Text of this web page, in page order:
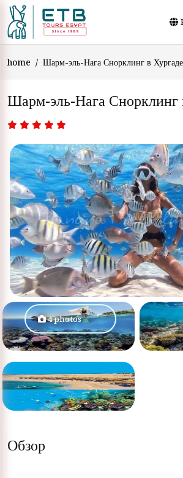
home Шарм-эль-Нага Снорклинг в Хургаде
Шарм-эль-Нага Снорклинг
4 photos
Обзор